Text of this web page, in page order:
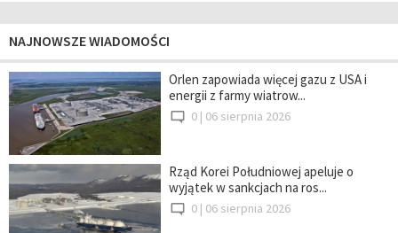
NAJNOWSZE WIADOMOŚCI
Orlen zapowiada więcej gazu z USA i
energii z farmy wiatrow...
0 | 06 sierpnia 2026
Rząd Korei Południowej apeluje o
wyjątek w sankcjach na ros...
0 | 06 sierpnia 2026